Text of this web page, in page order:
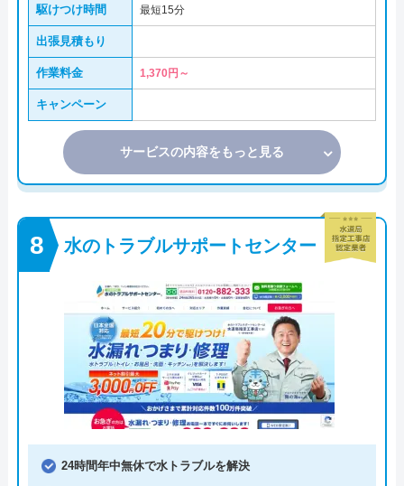
駆けつけ時間 最短15分
出張見積もり
作業料金 1,370円～
キャンペーン
サービスの内容をもっと見る
水のトラブルサポートセンター
24時間年中無休で水トラブルを解決